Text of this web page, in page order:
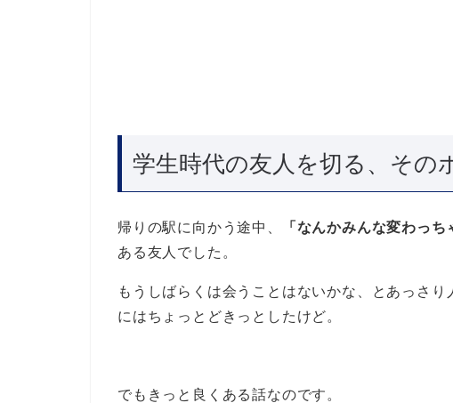
学生時代の友人を切る、その
帰りの駅に向かう途中、 「なんかみんな変わっち
ある友人でした。
もうしばらくは会うことはないかな、とあっさ
にはちょっとどきっとしたけど。
でもきっと良くある話なのです。